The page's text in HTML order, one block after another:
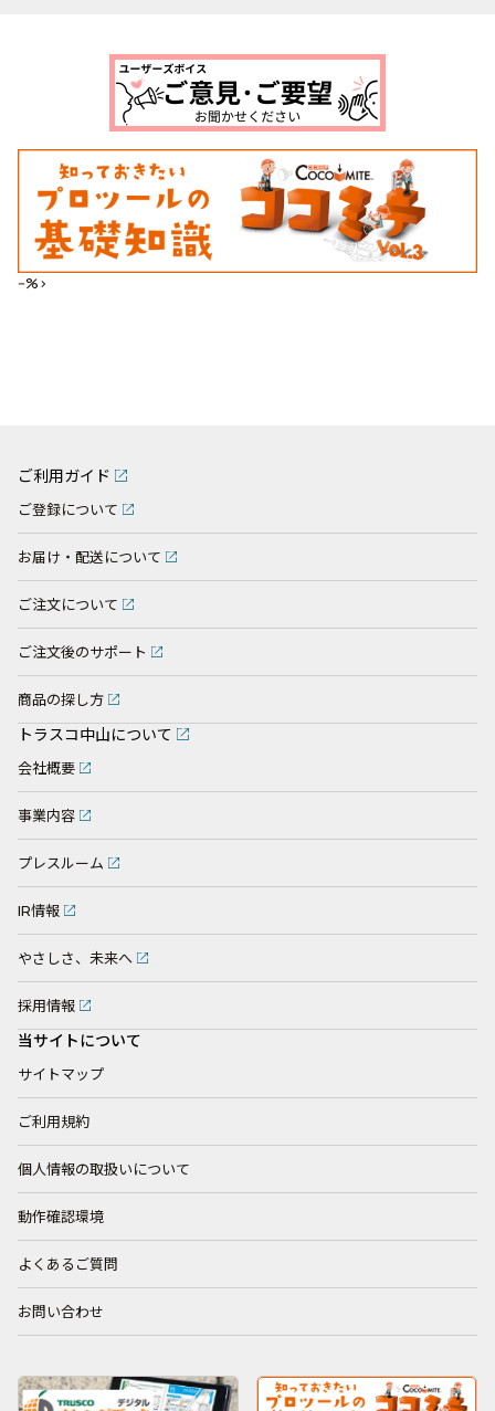
--%>
ご利用ガイド
ご登録について
お届け・配送について
ご注文について
ご注文後のサポート
商品の探し方
トラスコ中山について
会社概要
事業内容
プレスルーム
IR情報
やさしさ、未来へ
採用情報
当サイトについて
サイトマップ
ご利用規約
個人情報の取扱いについて
動作確認環境
よくあるご質問
お問い合わせ